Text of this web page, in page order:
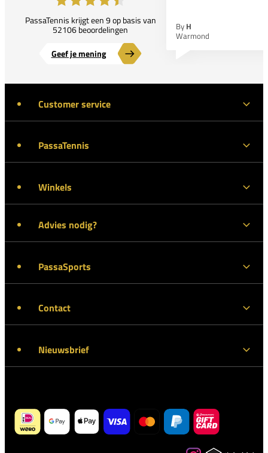
PassaTennis krijgt een 9 op basis van
52106 beoordelingen
Geef je mening
By H
Warmond
Customer service
PassaTennis
Winkels
Advies nodig?
PassaSports
Contact
Nieuwsbrief